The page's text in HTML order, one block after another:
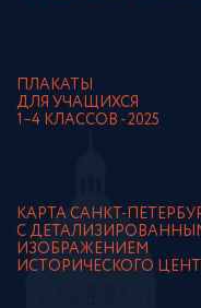
ПЛАКАТЫ
ДЛЯ УЧАЩИХСЯ
1–4 КЛАССОВ - 2025
КАРТА САНКТ-
С
ИЗОБРАЖЕНИЕМ
ИСТОРИЧЕСКОГО